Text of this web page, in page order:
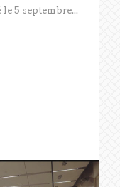
5 septembre...